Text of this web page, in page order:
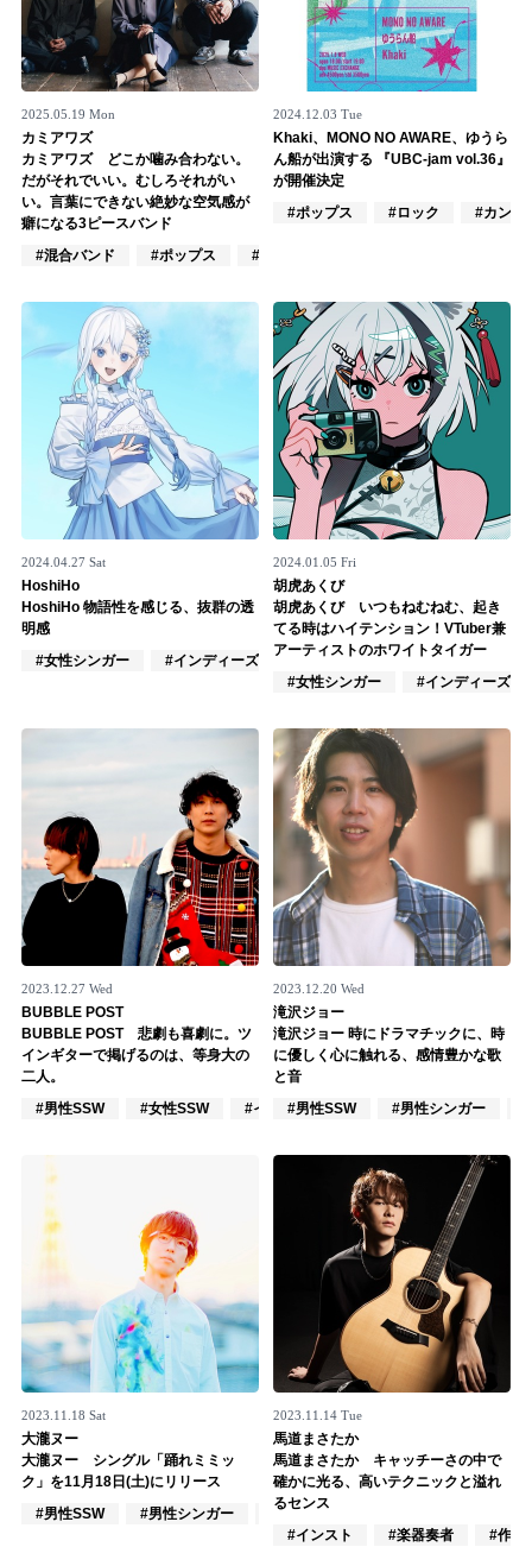
2025.05.19 Mon
カミアワズ
カミアワズ どこか噛み合わない。
だがそれでいい。むしろそれがい
い。言葉にできない絶妙な空気感が
癖になる3ピースバンド
#混合バンド
#ポップス #J-POP
2024.12.03 Tue
Khaki、MONO NO AWARE、ゆうら
ん船が出演する 『UBC-jam vol.36』
が開催決定
#ポップス
#ロック #カント
2024.04.27 Sat
HoshiHo
HoshiHo 物語性を感じる、抜群の透
明感
#女性シンガー
#インディーズ #混合ユニット
2024.01.05 Fri
胡虎あくび
胡虎あくび いつもねむねむ、起き
てる時はハイテンション！VTuber兼
アーティストのホワイトタイガー
#女性シンガー
#インディーズ
2023.12.27 Wed
BUBBLE POST
BUBBLE POST 悲劇も喜劇に。ツ
インギターで掲げるのは、等身大の
二人。
#男性SSW
#女性SSW #インディーズ
2023.12.20 Wed
滝沢ジョー
滝沢ジョー 時にドラマチックに、時
に優しく心に触れる、感情豊かな歌
と音
#男性SSW
#男性シンガー
2023.11.18 Sat
大瀧ヌー
大瀧ヌー シングル「踊れミミッ
ク」を11月18日(土)にリリース
#男性SSW
#男性シンガー #男性シンガーグループ
2023.11.14 Tue
馬道まさたか
馬道まさたか キャッチーさの中で
確かに光る、高いテクニックと溢れ
るセンス
#インスト
#楽器奏者 #作詞